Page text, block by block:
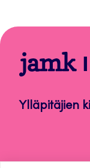
Microsoft
365
Ylläpitäjien